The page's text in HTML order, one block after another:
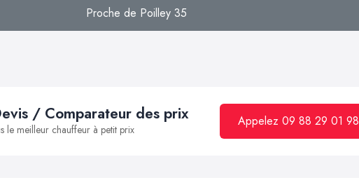
Proche de Poilley 35
/ Comparateur des prix
le meilleur chauffeur à petit prix
Appelez 09 88 29 01 98